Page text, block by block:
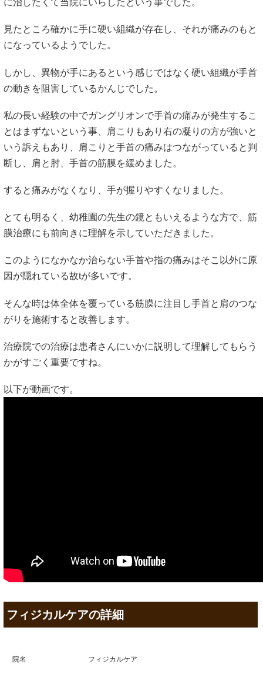
に治したくて当院にいらしたという事でした。
見たところ確かに手に硬い組織が存在し、それが痛みのもと
になっているようでした。
しかし、異物が手にあるという感じではなく硬い組織が手首
の動きを阻害しているかんじでした。
私の長い経験の中でガングリオンで手首の痛みが発生するこ
とはまずないという事、肩こりもあり右の凝りの方が強いと
いう訴えもあり、肩こりと手首の痛みはつながっていると判
断し、肩と肘、手首の筋膜を緩めました。
すると痛みがなくなり、手が握りやすくなりました。
とても明るく、幼稚園の先生の鏡ともいえるような方で、筋
膜治療にも前向きに理解を示していただきました。
このようになかなか治らない手首や指の痛みはそこ以外に原
因が隠れている故tが多いです。
そんな時は体全体を覆っている筋膜に注目し手首と肩のつな
がりを施術すると改善します。
治療院での治療は患者さんにいかに説明して理解してもらう
かがすごく重要ですね。
以下が動画です。
フィジカルケアの詳細
院名 フィジカルケア